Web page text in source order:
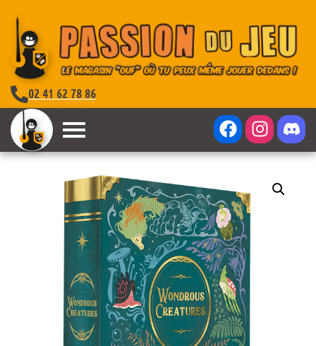
02 41 62 78 86